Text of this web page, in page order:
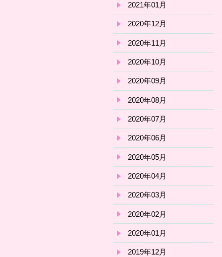
2021年01月
2020年12月
2020年11月
2020年10月
2020年09月
2020年08月
2020年07月
2020年06月
2020年05月
2020年04月
2020年03月
2020年02月
2020年01月
2019年12月